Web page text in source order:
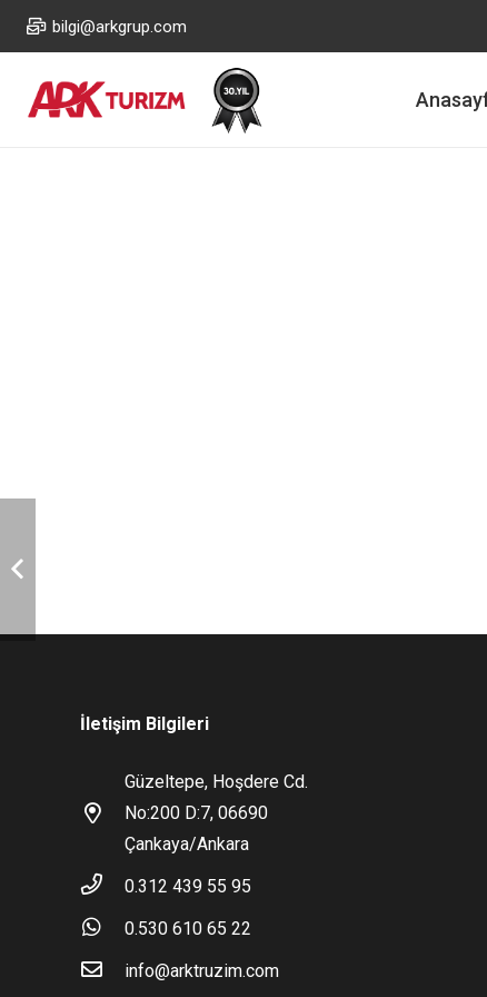
bilgi@arkgrup.com
İletişim Bilgileri
Güzeltepe, Hoşdere Cd.
No:200 D:7, 06690
Çankaya/Ankara
0.312 439 55 95
0.530 610 65 22
info@arktruzim.com